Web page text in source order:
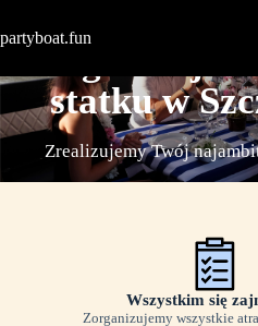
partyboat.fun
statku w
Zrealizujemy Twój
Wszystkim się
Zorganizujemy wszystkie